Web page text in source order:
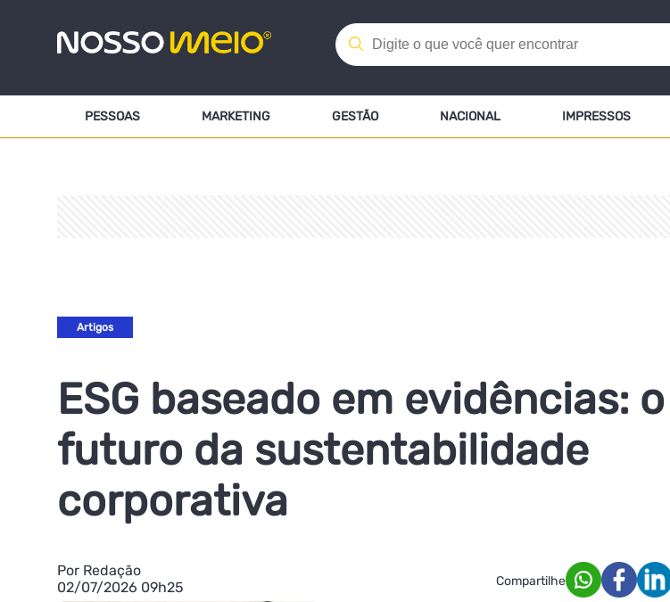
PESSOAS MARKETING GESTÃO NACIONAL IMPRESSOS
Artigos
ESG baseado em evidências: o
futuro da sustentabilidade
corporativa
Por Redação
02/07/2026 09h25
Compartilhe